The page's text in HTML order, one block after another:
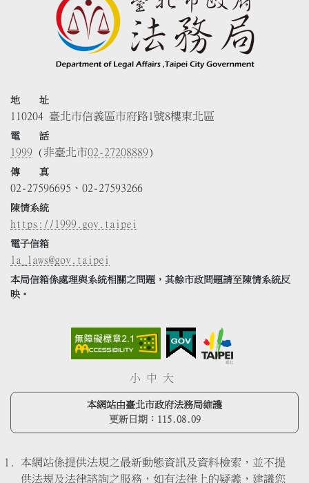
地 址
110204 臺北市信義區市府路1號8樓東北區
電 話
1999 (非臺北市02-27208889)
傳 真
02-27596695、02-27593266
陳情系統
https://1999.gov.taipei
電子信箱
la_laws@gov.taipei
本局信箱係處理與系統相關之問題，其餘市政問題請至陳情系統反
映。
小 中 大
本網站由臺北市政府法務局維護
更新日期： 115.08.09
本網站係提供法規之最新動態資訊及資料檢索，並不提
供法規及法律諮詢之服務，如有法律上的疑義，建議您